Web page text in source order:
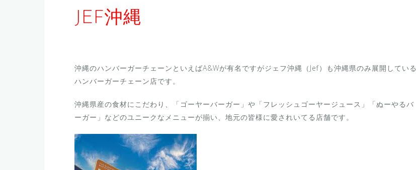
JEF沖縄
沖縄のハンバーガーチェーンといえばA&Wが有名ですがジェフ沖縄（Jef）も沖縄県のみ展開している
ハンバーガーチェーン店です。
沖縄県産の食材にこだわり、
「ゴーヤーバーガー」や「フレッシュゴーヤージュース」「ぬーやるバ
ーガー」などのユニークなメニューが揃い、地元の皆様に愛されいてる店舗です。